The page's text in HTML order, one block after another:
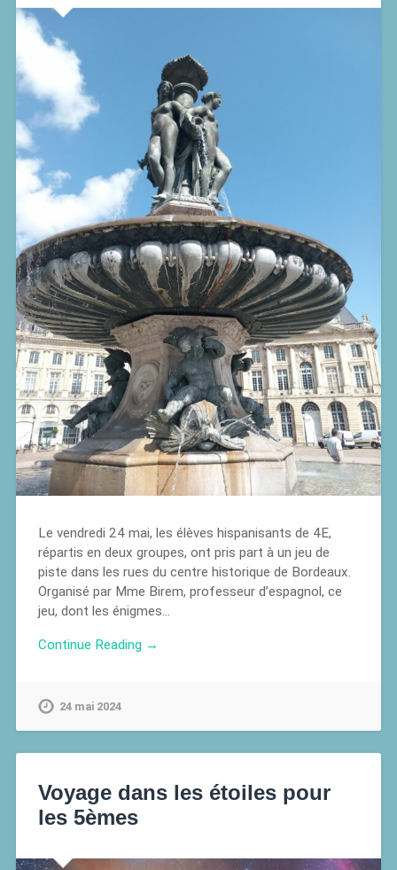
Le vendredi 24 mai, les élèves hispanisants de 4E,
répartis en deux groupes, ont pris part à un jeu de
piste dans les rues du centre historique de Bordeaux.
Organisé par Mme Birem, professeur d’espagnol, ce
jeu, dont les énigmes…
Continue Reading →
24 mai 2024
Voyage dans les étoiles pour
les 5èmes